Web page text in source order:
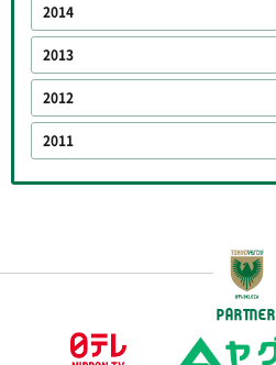
2014
2013
2012
2011
PARTNER